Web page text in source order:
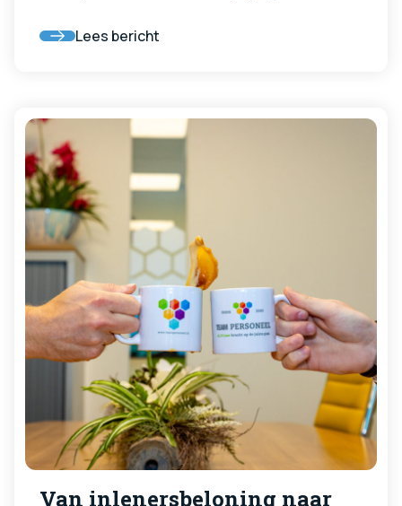
gebruikmaken van een reiskostenvergoeding
publicatie van het besluit in de Staatscourant,
en werken terug tot en met 1 januari 2026.
Hieronder lees je wat deze wijziging precies
betekent.
Lees bericht
Van inlenersbeloning naar